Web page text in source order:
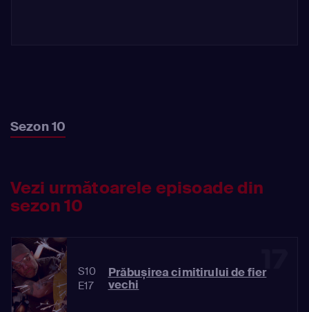
Sezon 10
Vezi următoarele episoade din
sezon 10
S10
E17
Prăbușirea cimitirului de fier
vechi